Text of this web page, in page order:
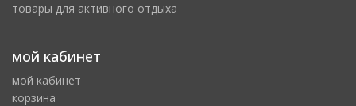
товары для активного отдыха
мой кабинет
мой кабинет
корзина